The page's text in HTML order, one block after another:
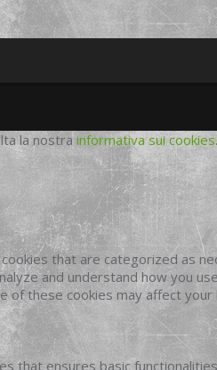
la nostra informativa sui cookies
that are categorized as
and understand how you
these cookies may affect your
that ensures basic